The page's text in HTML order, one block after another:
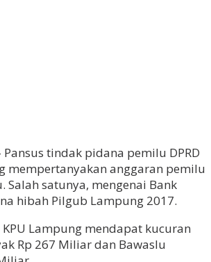
tindak pidana pemilu DPRD
mempertanyakan anggaran pemilu
Salah satunya, mengenai Bank
hibah Pilgub Lampung 2017.
Lampung mendapat kucuran
Rp 267 Miliar dan Bawaslu